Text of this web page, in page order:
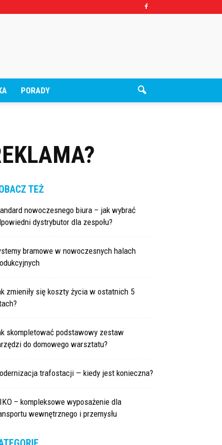
PORADY
TEŻ
nowoczesnego biura – jak wybrać
dystrybutor dla zespołu?
bramowe w nowoczesnych halach
zmieniły się koszty życia w ostatnich 5
skompletować podstawowy zestaw
do domowego warsztatu?
trafostacji — kiedy jest konieczna?
– kompleksowe wyposażenie dla
wewnętrznego i przemysłu